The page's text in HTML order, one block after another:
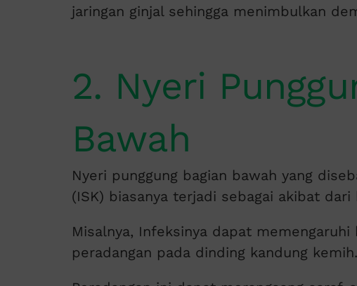
jaringan ginjal sehingga menimbulkan
2. Nyeri
Bawah
Nyeri punggung bagian bawah yang
(ISK) biasanya terjadi sebagai akibat
Misalnya, Infeksinya dapat
peradangan pada dinding kandung kemih.